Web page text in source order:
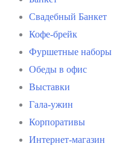
Свадебный Банкет
Кофе-брейк
Фуршетные наборы
Обеды в офис
Выставки
Гала-ужин
Корпоративы
Интернет-магазин